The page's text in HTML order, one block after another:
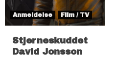
Anmeldelse Film / TV
Stjerneskuddet
David Jonsson